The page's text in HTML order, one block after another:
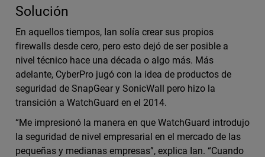
Solución
En aquellos tiempos, Ian solía crear sus propios
firewalls desde cero, pero esto dejó de ser posible a
nivel técnico hace una década o algo más. Más
adelante, CyberPro jugó con la idea de productos de
seguridad de SnapGear y SonicWall pero hizo la
transición a WatchGuard en el 2014.
“Me impresionó la manera en que WatchGuard introdujo
la seguridad de nivel empresarial en el mercado de las
pequeñas y medianas empresas”, explica Ian. “Cuando